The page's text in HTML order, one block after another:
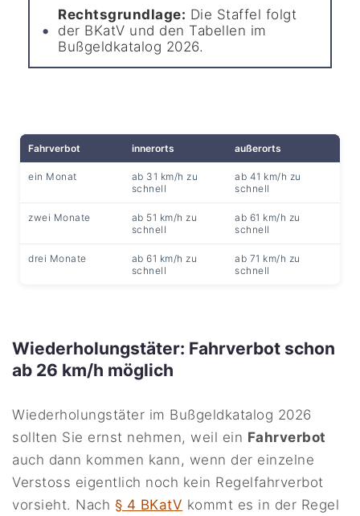
Rechtsgrundlage: Die Staffel folgt
der BKatV und den Tabellen im
Bußgeldkatalog 2026.
Fahrverbot innerorts außerorts
ein Monat
ab 31 km/h zu
schnell
ab 41 km/h zu
schnell
zwei Monate
ab 51 km/h zu
schnell
ab 61 km/h zu
schnell
drei Monate
ab 61 km/h zu
schnell
ab 71 km/h zu
schnell
Wiederholungstäter: Fahrverbot schon
ab 26 km/h möglich
Wiederholungstäter im Bußgeldkatalog 2026
sollten Sie ernst nehmen, weil ein Fahrverbot
auch dann kommen kann, wenn der einzelne
Verstoss eigentlich noch kein Regelfahrverbot
vorsieht. Nach § 4 BKatV kommt es in der Regel